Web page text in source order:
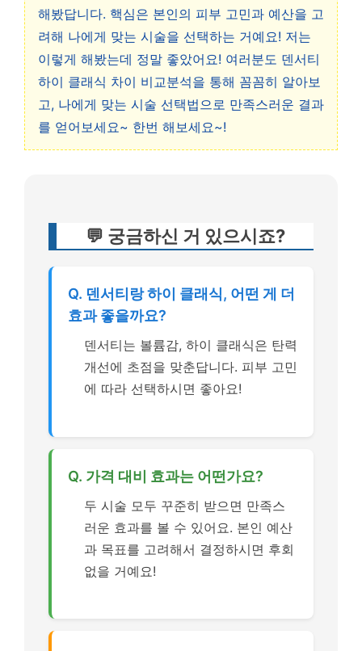
해봤답니다. 핵심은 본인의 피부 고민과 예산을 고
려해 나에게 맞는 시술을 선택하는 거예요! 저는
이렇게 해봤는데 정말 좋았어요! 여러분도 덴서티
하이 클래식 차이 비교분석을 통해 꼼꼼히 알아보
고, 나에게 맞는 시술 선택법으로 만족스러운 결과
를 얻어보세요~ 한번 해보세요~!
💬 궁금하신 거 있으시죠?
Q. 덴서티랑 하이 클래식, 어떤 게 더
효과 좋을까요?
덴서티는 볼륨감, 하이 클래식은 탄력
개선에 초점을 맞춘답니다. 피부 고민
에 따라 선택하시면 좋아요!
Q. 가격 대비 효과는 어떤가요?
두 시술 모두 꾸준히 받으면 만족스
러운 효과를 볼 수 있어요. 본인 예산
과 목표를 고려해서 결정하시면 후회
없을 거예요!